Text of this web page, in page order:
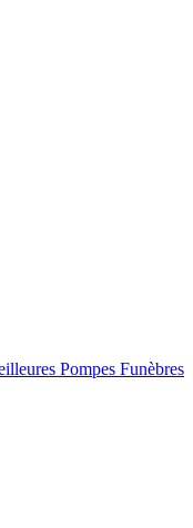
Pompes Funèbres